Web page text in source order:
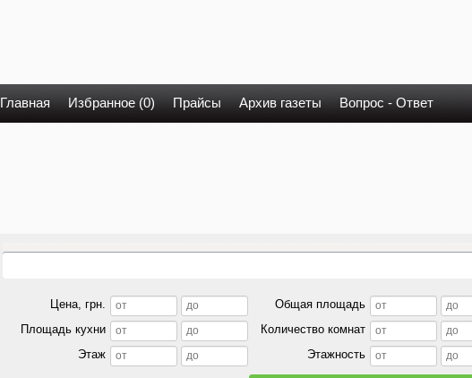
Главная Избранное (0) Прайсы Архив газеты Вопрос - Ответ
Цена, грн. Общая площадь
Площадь кухни
Количество комнат
Этаж
Этажность